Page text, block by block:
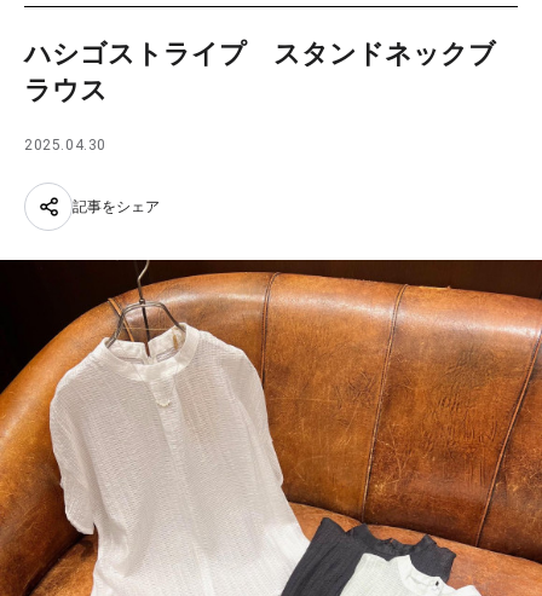
JP
ハシゴストライプ スタンドネックブ
ラウス
2025.04.30
記事をシェア